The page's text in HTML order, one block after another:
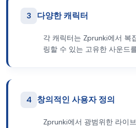
3 다양한 캐릭터
각 캐릭터는 Zprunki에서 복
링할 수 있는 고유한 사운드
4 창의적인 사용자 정의
Zprunki에서 광범위한 라이